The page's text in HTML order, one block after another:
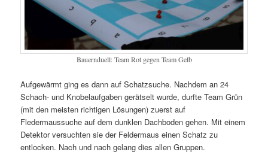
Bauernduell: Team Rot gegen Team Gelb
Aufgewärmt ging es dann auf Schatzsuche. Nachdem an 24
Schach- und Knobelaufgaben gerätselt wurde, durfte Team Grün
(mit den meisten richtigen Lösungen) zuerst auf
Fledermaussuche auf dem dunklen Dachboden gehen. Mit einem
Detektor versuchten sie der Feldermaus einen Schatz zu
entlocken. Nach und nach gelang dies allen Gruppen.